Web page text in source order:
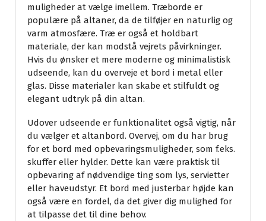
muligheder at vælge imellem. Træborde er
populære på altaner, da de tilføjer en naturlig og
varm atmosfære. Træ er også et holdbart
materiale, der kan modstå vejrets påvirkninger.
Hvis du ønsker et mere moderne og minimalistisk
udseende, kan du overveje et bord i metal eller
glas. Disse materialer kan skabe et stilfuldt og
elegant udtryk på din altan.
Udover udseende er funktionalitet også vigtig, når
du vælger et altanbord. Overvej, om du har brug
for et bord med opbevaringsmuligheder, som f.eks.
skuffer eller hylder. Dette kan være praktisk til
opbevaring af nødvendige ting som lys, servietter
eller haveudstyr. Et bord med justerbar højde kan
også være en fordel, da det giver dig mulighed for
at tilpasse det til dine behov.